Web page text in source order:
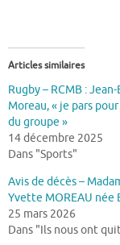
Articles similaires
Rugby – RCMB :
Moreau, « je pars
du groupe »
14 décembre 2025
Dans "Sports"
Avis de décès –
Yvette MOREAU née
25 mars 2026
Dans "Ils nous ont